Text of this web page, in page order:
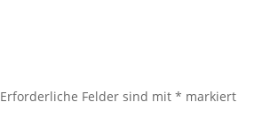
Erforderliche Felder sind mit* markiert